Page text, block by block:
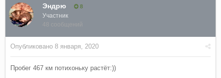
Эндрю 8
Участник
48 сообщений
Опубликовано 8 января, 2020
Пробег 467 км потихоньку растёт:))